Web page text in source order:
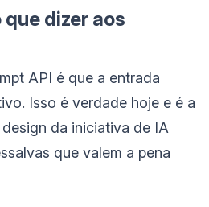
dizer aos
API é que a entrada
Isso é verdade hoje e é a
da iniciativa de IA
que valem a pena